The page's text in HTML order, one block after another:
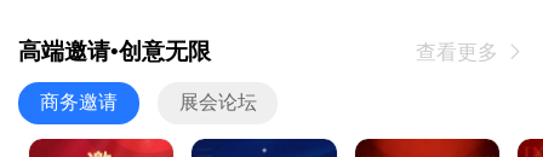
高端邀请•创意无限 查看更多 
商务邀请 展会论坛